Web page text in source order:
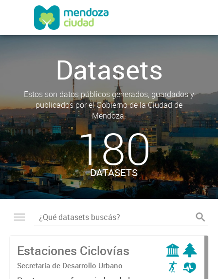
Datasets
Estos son datos públicos generados, guardados y
publicados por el Gobierno de la Ciudad de
Mendoza.
180
DATASETS
Estaciones Ciclovías
Secretaría de Desarrollo Urbano